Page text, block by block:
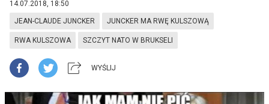
14.07.2018, 18:50
JEAN-CLAUDE JUNCKER JUNCKER MA RWĘ KULSZOWĄ
RWA KULSZOWA SZCZYT NATO W BRUKSELI
WYŚLIJ